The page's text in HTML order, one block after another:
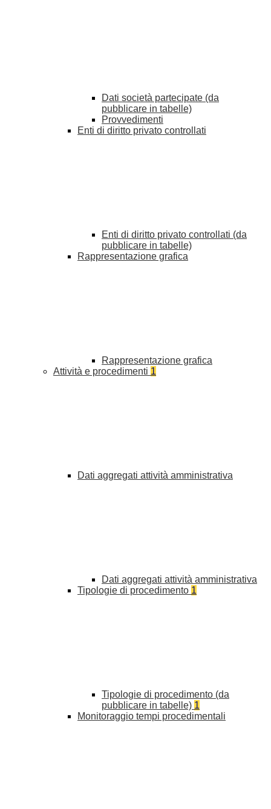
Dati società partecipate (da
pubblicare in tabelle)
Provvedimenti
Enti di diritto privato controllati
Enti di diritto privato controllati (da
pubblicare in tabelle)
Rappresentazione grafica
Rappresentazione grafica
Attività e procedimenti 1
Dati aggregati attività amministrativa
Dati aggregati attività amministrativa
Tipologie di procedimento 1
Tipologie di procedimento (da
pubblicare in tabelle) 1
Monitoraggio tempi procedimentali